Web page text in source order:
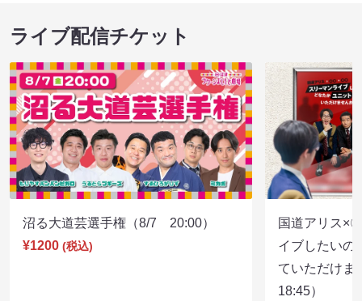
ライブ配信チケット
沼る大道芸選手権（8/7 20:00）
¥1200 (税込)
国道アリス×
イブしたいの
ていただけ
18:45）